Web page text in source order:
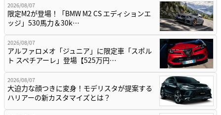
2026/08/07
限定M2が登場！「BMW M2 CS エディションエ
ッジ」530馬力＆30k…
2026/08/07
アルファロメオ「ジュニア」に限定車「スポル
ト スペチアーレ」登場【525万円…
2026/08/07
大迫力な顔つきに変身！モデリスタが提案する
ハリアーの新カスタマイズとは？